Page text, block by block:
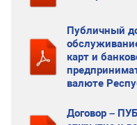
Публичный
карт и
валюте
Договор –